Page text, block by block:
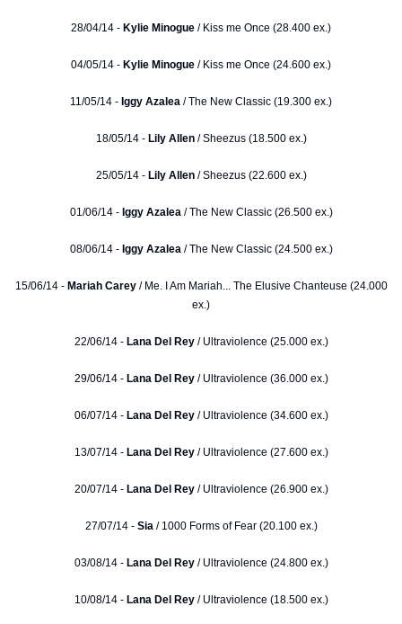
28/04/14 - Kylie Minogue / Kiss me Once (28.400 ex.)
04/05/14 - Kylie Minogue / Kiss me Once (24.600 ex.)
11/05/14 - Iggy Azalea / The New Classic (19.300 ex.)
18/05/14 - Lily Allen/ Sheezus (18.500 ex.)
25/05/14 - Lily Allen/ Sheezus (22.600 ex.)
01/06/14 - Iggy Azalea/ The New Classic (26.500 ex.)
08/06/14 - Iggy Azalea/ The New Classic (24.500 ex.)
15/06/14 - Mariah Carey/ Me. I Am Mariah... The Elusive Chanteuse (24.000
ex.)
22/06/14 - Lana Del Rey/ Ultraviolence (25.000 ex.)
29/06/14 - Lana Del Rey / Ultraviolence (36.000 ex.)
06/07/14 - Lana Del Rey/ Ultraviolence (34.600 ex.)
13/07/14 -Lana Del Rey / Ultraviolence (27.600 ex.)
20/07/14 -Lana Del Rey/ Ultraviolence (26.900 ex.)
27/07/14 - Sia / 1000 Forms of Fear (20.100 ex.)
03/08/14 - Lana Del Rey / Ultraviolence (24.800 ex.)
10/08/14 - Lana Del Rey/ Ultraviolence (18.500 ex.)